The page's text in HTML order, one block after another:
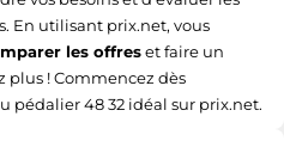
En utilisant prix.net, vous
les offreset faire un
plus ! Commencez dès
pédalier 48 32 idéal sur prix.net.